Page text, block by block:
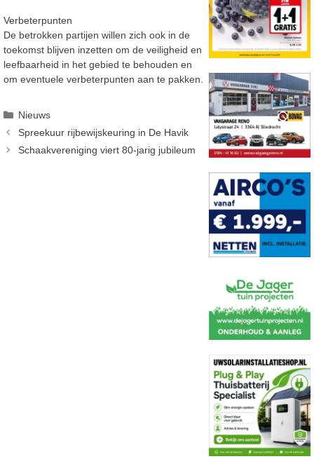
Verbeterpunten
De betrokken partijen willen zich ook in de
toekomst blijven inzetten om de veiligheid en
leefbaarheid in het gebied te behouden en
om eventuele verbeterpunten aan te pakken.
Categorieën
Nieuws
Spreekuur rijbewijskeuring in De Havik
Schaakvereniging viert 80-jarig jubileum